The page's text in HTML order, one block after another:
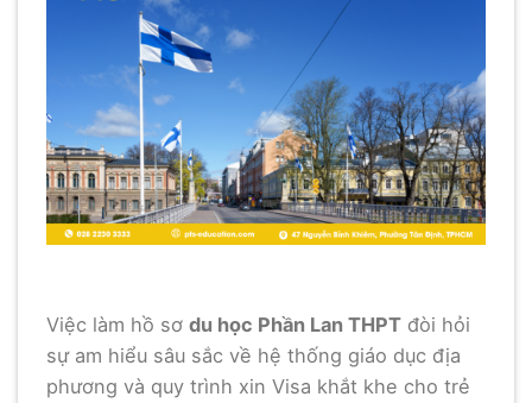
Việc làm hồ sơdu học Phần Lan THPT đòi hỏi
sự am hiểu sâu sắc về hệ thống giáo dục địa
phương và quy trình xin Visa khắt khe cho trẻ